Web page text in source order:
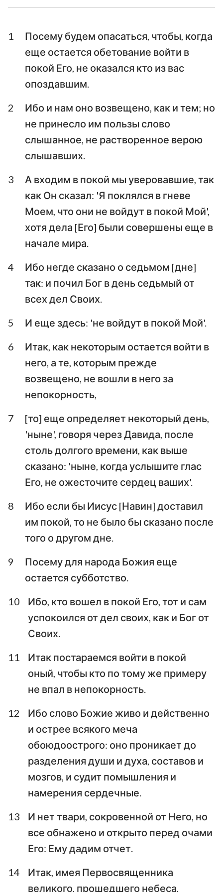
Филиппийцам
Колоссянам
Первое послание к
Фессалоникийцам
Второе послание к
Фессалоникийцам
Первое послание к
Тимофею
Послание к Титу
Послание к
Филимону
Послание к Евреям
Первое послание
Петра
Второе послание
Петра
Первое послание
Иоанна
Второе послание
Иоанна
Третье послание
Иоанна
Послание Иуды
Откровение Иоанна
Богослова
1
Посему будем опасаться, чтобы, когда
еще остается обетование войти в
покой Его, не оказался кто из вас
опоздавшим.
2
Ибо и нам оно возвещено, как и тем; но
не принесло им пользы слово
слышанное, не растворенное верою
слышавших.
3
А входим в покой мы уверовавшие, так
как Он сказал: 'Я поклялся в гневе
Моем, что они не войдут в покой Мой',
хотя дела [Его] были совершены еще в
начале мира.
4
Ибо негде сказано о седьмом [дне]
так: и почил Бог в день седьмый от
всех дел Своих.
5
И еще здесь: 'не войдут в покой Мой'.
6
Итак, как некоторым остается войти в
него, а те, которым прежде
возвещено, не вошли в него за
непокорность,
7
[то] еще определяет некоторый день,
'ныне', говоря через Давида, после
столь долгого времени, как выше
сказано: 'ныне, когда услышите глас
Его, не ожесточите сердец ваших'.
8
Ибо если бы Иисус [Навин] доставил
им покой, то не было бы сказано после
того о другом дне.
9
Посему для народа Божия еще
остается субботство.
10
Ибо, кто вошел в покой Его, тот и сам
успокоился от дел своих, как и Бог от
Своих.
11
Итак постараемся войти в покой
оный, чтобы кто по тому же примеру
не впал в непокорность.
12
Ибо слово Божие живо и действенно
и острее всякого меча
обоюдоострого: оно проникает до
разделения души и духа, составов и
мозгов, и судит помышления и
намерения сердечные.
13
И нет твари, сокровенной от Него, но
все обнажено и открыто перед очами
Его: Ему дадим отчет.
14
Итак, имея Первосвященника
великого, прошедшего небеса,